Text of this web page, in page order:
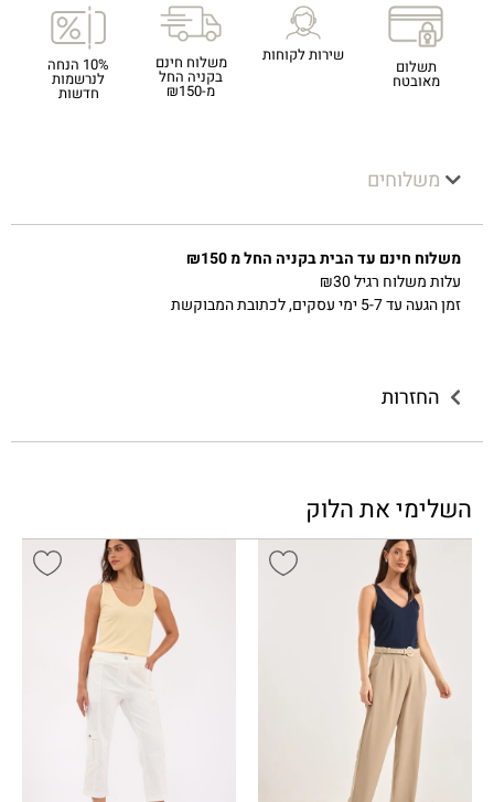
תשלום
מאובטח
שירות לקוחות משלוח חינם
בקניה החל
מ-₪150
10% הנחה
לנרשמות
חדשות
משלוחים
משלוח חינם עד הבית בקניה החל מ ₪150
עלות משלוח רגיל ₪30
זמן הגעה עד 5-7 ימי עסקים, לכתובת המבוקשת
החזרות
השלימי את הלוק